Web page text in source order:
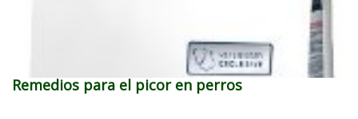
Remedios para el picor en perros